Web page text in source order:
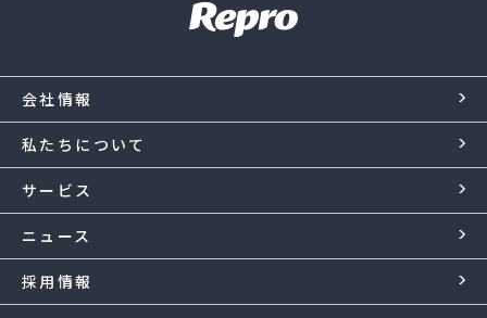
会社情報
私たちについて
サービス
ニュース
採用情報